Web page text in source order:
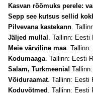
Kasvan rõõmuks perele:
Sepp see kutsus sellid
Pilvevana kastekann.
Jäljed mullal . Tallinn: Eesti
Meie värviline maa. Tallinn:
Kodumaaga. Tallinn: Eesti
Salam, Turkmeenia!
Võiduraamat. Tallinn: Eesti
Koduvõtmed . Tallinn: Eesti